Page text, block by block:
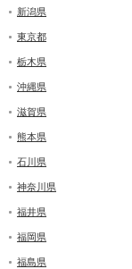
新潟県
東京都
栃木県
沖縄県
滋賀県
熊本県
石川県
神奈川県
福井県
福岡県
福島県